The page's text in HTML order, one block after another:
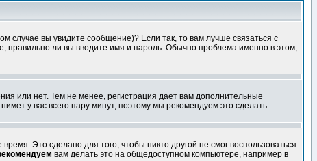
случае вы увидите сообщение)? Если так, то вам лучше связаться с
правильно ли вы вводите имя и пароль. Обычно проблема именно в этом,
или нет. Тем не менее, регистрация дает вам дополнительные
у вас всего пару минут, поэтому мы рекомендуем это сделать.
Это сделано для того, чтобы никто другой не смог воспользоваться
вам делать это на общедоступном компьютере, например в